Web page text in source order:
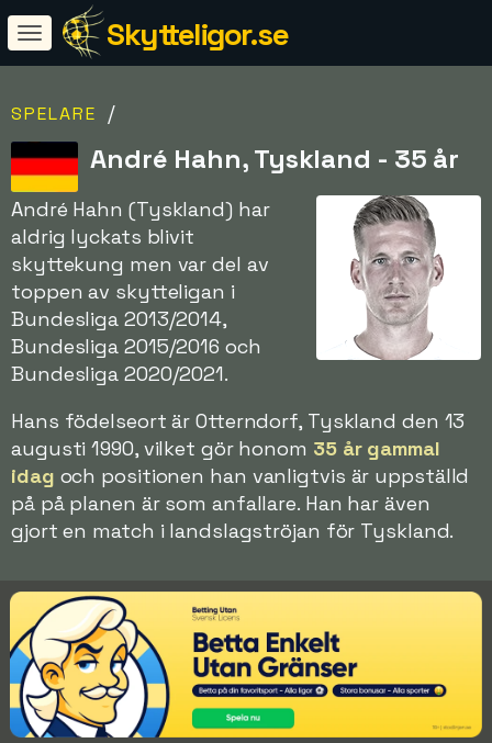
Skytteligor.se
SPELARE /
André Hahn, Tyskland - 35 år
André Hahn (Tyskland) har
aldrig lyckats blivit
skyttekung men var del av
toppen av skytteligan i
Bundesliga 2013/2014,
Bundesliga 2015/2016 och
Bundesliga 2020/2021.
Hans födelseort är Otterndorf, Tyskland den 13
augusti 1990, vilket gör honom 35 år gammal
idag och positionen han vanligtvis är uppställd
på på planen är som anfallare. Han har även
gjort en match i landslagströjan för Tyskland.